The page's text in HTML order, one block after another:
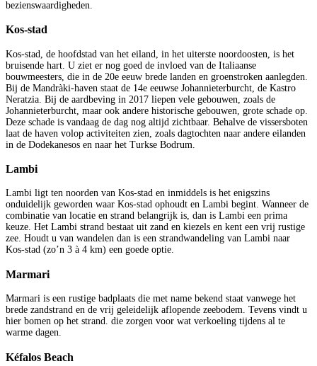
bezienswaardigheden.
Kos-stad
Kos-stad, de hoofdstad van het eiland, in het uiterste noordoosten, is het
bruisende hart. U ziet er nog goed de invloed van de Italiaanse
bouwmeesters, die in de 20e eeuw brede landen en groenstroken aanlegden.
Bij de Mandràki-haven staat de 14e eeuwse Johannieterburcht, de Kastro
Neratzia. Bij de aardbeving in 2017 liepen vele gebouwen, zoals de
Johannieterburcht, maar ook andere historische gebouwen, grote schade op.
Deze schade is vandaag de dag nog altijd zichtbaar. Behalve de vissersboten
laat de haven volop activiteiten zien, zoals dagtochten naar andere eilanden
in de Dodekanesos en naar het Turkse Bodrum.
Lambi
Lambi ligt ten noorden van Kos-stad en inmiddels is het enigszins
onduidelijk geworden waar Kos-stad ophoudt en Lambi begint. Wanneer de
combinatie van locatie en strand belangrijk is, dan is Lambi een prima
keuze. Het Lambi strand bestaat uit zand en kiezels en kent een vrij rustige
zee. Houdt u van wandelen dan is een strandwandeling van Lambi naar
Kos-stad (zo’n 3 à 4 km) een goede optie.
Marmari
Marmari is een rustige badplaats die met name bekend staat vanwege het
brede zandstrand en de vrij geleidelijk aflopende zeebodem. Tevens vindt u
hier bomen op het strand. die zorgen voor wat verkoeling tijdens al te
warme dagen.
Kéfalos Beach